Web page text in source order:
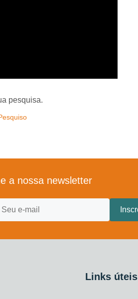
pesquisa.
a nossa newsletter
Links úteis